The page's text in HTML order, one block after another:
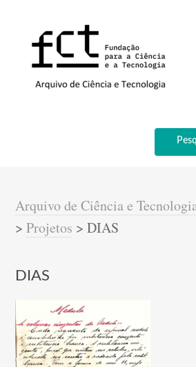
Arquivo de Ciência e
>Projetos >DIAS
DIAS